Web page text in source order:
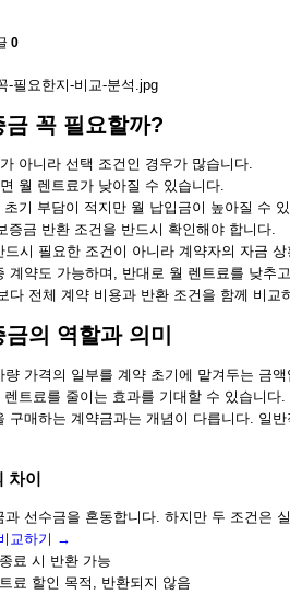
0
금 꼭 필요할까?
아니라 선택 조건인 경우가 많습니다.
월 렌트료가 낮아질 수 있습니다.
초기 부담이 적지만 월 납입금이 높아질 수
증금 반환 조건을 반드시 확인해야 합니다.
드시 필요한 조건이 아니라 계약자의 자금
계약도 가능하며, 반대로 월 렌트료를 낮추
다 전체 계약 비용과 반환 조건을 함께 비교
의 역할과 의미
량 가격의 일부를 계약 초기에 맡겨두는 금
트료를 줄이는 효과를 기대할 수 있습니다.
구매하는 계약금과는 개념이 다릅니다. 일
차이
과 선수금을 혼동합니다. 하지만 두 조건은
교하기 →
료 시 반환 가능
료 할인 목적, 반환되지 않음